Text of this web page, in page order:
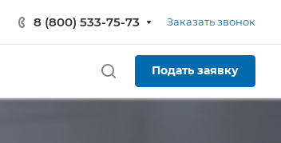
8 (800) 533-75-73 Заказать звонок
Подать заявку